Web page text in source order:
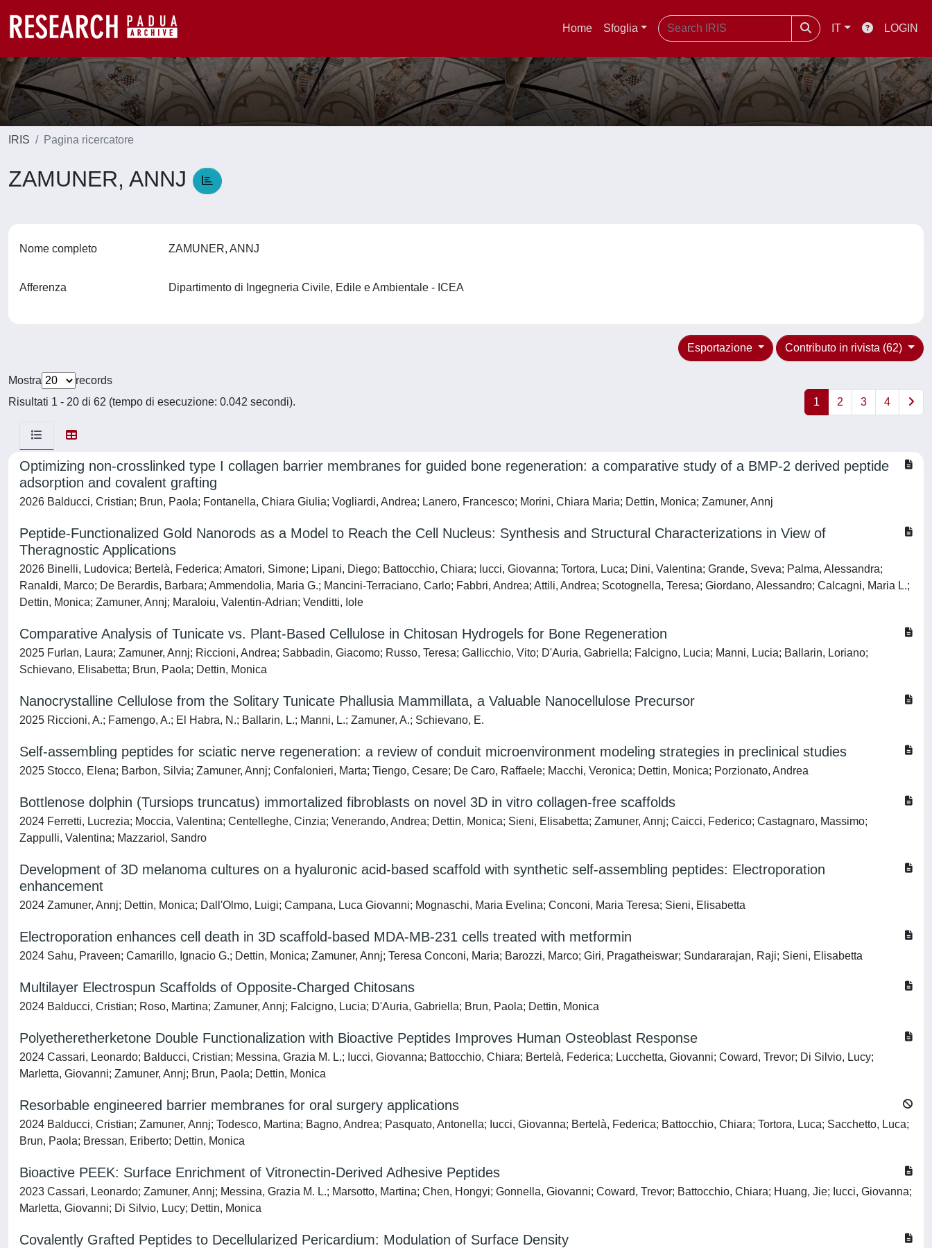
Home Sfoglia IT LOGIN
IRIS Pagina ricercatore
ZAMUNER, ANNJ
Nome completo ZAMUNER, ANNJ
Afferenza Dipartimento di Ingegneria Civile, Edile e Ambientale - ICEA
Contributo in rivista (62)
Esportazione
Mostra
records
Risultati 1 - 20 di 62 (tempo di esecuzione: 0.042 secondi).
1 2 3 4
Optimizing non-crosslinked type I collagen barrier membranes for guided bone regeneration: a comparative study of a BMP-2 derived peptide
adsorption and covalent grafting
2026 Balducci, Cristian; Brun, Paola; Fontanella, Chiara Giulia; Vogliardi, Andrea; Lanero, Francesco; Morini, Chiara Maria; Dettin, Monica; Zamuner, Annj
Peptide-Functionalized Gold Nanorods as a Model to Reach the Cell Nucleus: Synthesis and Structural Characterizations in View of
Theragnostic Applications
2026 Binelli, Ludovica; Bertelà, Federica; Amatori, Simone; Lipani, Diego; Battocchio, Chiara; Iucci, Giovanna; Tortora, Luca; Dini, Valentina; Grande, Sveva; Palma, Alessandra;
Ranaldi, Marco; De Berardis, Barbara; Ammendolia, Maria G.; Mancini-Terraciano, Carlo; Fabbri, Andrea; Attili, Andrea; Scotognella, Teresa; Giordano, Alessandro; Calcagni, Maria L.;
Dettin, Monica; Zamuner, Annj; Maraloiu, Valentin-Adrian; Venditti, Iole
Comparative Analysis of Tunicate vs. Plant-Based Cellulose in Chitosan Hydrogels for Bone Regeneration
2025 Furlan, Laura; Zamuner, Annj; Riccioni, Andrea; Sabbadin, Giacomo; Russo, Teresa; Gallicchio, Vito; D'Auria, Gabriella; Falcigno, Lucia; Manni, Lucia; Ballarin, Loriano;
Schievano, Elisabetta; Brun, Paola; Dettin, Monica
Nanocrystalline Cellulose from the Solitary Tunicate Phallusia Mammillata, a Valuable Nanocellulose Precursor
2025 Riccioni, A.; Famengo, A.; El Habra, N.; Ballarin, L.; Manni, L.; Zamuner, A.; Schievano, E.
Self-assembling peptides for sciatic nerve regeneration: a review of conduit microenvironment modeling strategies in preclinical studies
2025 Stocco, Elena; Barbon, Silvia; Zamuner, Annj; Confalonieri, Marta; Tiengo, Cesare; De Caro, Raffaele; Macchi, Veronica; Dettin, Monica; Porzionato, Andrea
Bottlenose dolphin (Tursiops truncatus) immortalized fibroblasts on novel 3D in vitro collagen-free scaffolds
2024 Ferretti, Lucrezia; Moccia, Valentina; Centelleghe, Cinzia; Venerando, Andrea; Dettin, Monica; Sieni, Elisabetta; Zamuner, Annj; Caicci, Federico; Castagnaro, Massimo;
Zappulli, Valentina; Mazzariol, Sandro
Development of 3D melanoma cultures on a hyaluronic acid-based scaffold with synthetic self-assembling peptides: Electroporation
enhancement
2024 Zamuner, Annj; Dettin, Monica; Dall'Olmo, Luigi; Campana, Luca Giovanni; Mognaschi, Maria Evelina; Conconi, Maria Teresa; Sieni, Elisabetta
Electroporation enhances cell death in 3D scaffold-based MDA-MB-231 cells treated with metformin
2024 Sahu, Praveen; Camarillo, Ignacio G.; Dettin, Monica; Zamuner, Annj; Teresa Conconi, Maria; Barozzi, Marco; Giri, Pragatheiswar; Sundararajan, Raji; Sieni, Elisabetta
Multilayer Electrospun Scaffolds of Opposite-Charged Chitosans
2024 Balducci, Cristian; Roso, Martina; Zamuner, Annj; Falcigno, Lucia; D'Auria, Gabriella; Brun, Paola; Dettin, Monica
Polyetheretherketone Double Functionalization with Bioactive Peptides Improves Human Osteoblast Response
2024 Cassari, Leonardo; Balducci, Cristian; Messina, Grazia M. L.; Iucci, Giovanna; Battocchio, Chiara; Bertelà, Federica; Lucchetta, Giovanni; Coward, Trevor; Di Silvio, Lucy;
Marletta, Giovanni; Zamuner, Annj; Brun, Paola; Dettin, Monica
Resorbable engineered barrier membranes for oral surgery applications
2024 Balducci, Cristian; Zamuner, Annj; Todesco, Martina; Bagno, Andrea; Pasquato, Antonella; Iucci, Giovanna; Bertelà, Federica; Battocchio, Chiara; Tortora, Luca; Sacchetto, Luca;
Brun, Paola; Bressan, Eriberto; Dettin, Monica
Bioactive PEEK: Surface Enrichment of Vitronectin-Derived Adhesive Peptides
2023 Cassari, Leonardo; Zamuner, Annj; Messina, Grazia M. L.; Marsotto, Martina; Chen, Hongyi; Gonnella, Giovanni; Coward, Trevor; Battocchio, Chiara; Huang, Jie; Iucci, Giovanna;
Marletta, Giovanni; Di Silvio, Lucy; Dettin, Monica
Covalently Grafted Peptides to Decellularized Pericardium: Modulation of Surface Density